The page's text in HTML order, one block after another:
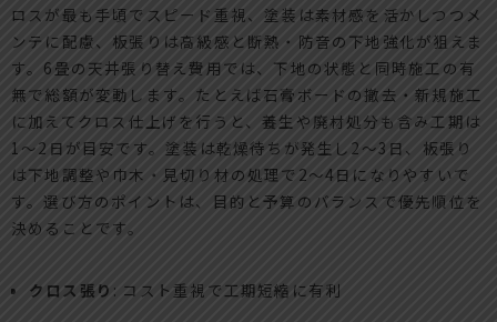
ロスが最も手頃でスピード重視、塗装は素材感を活かしつつメ
ンテに配慮、板張りは高級感と断熱・防音の下地強化が狙えま
す。6畳の天井張り替え費用では、下地の状態と同時施工の有
無で総額が変動します。たとえば石膏ボードの撤去・新規施工
に加えてクロス仕上げを行うと、養生や廃材処分も含み工期は
1〜2日が目安です。塗装は乾燥待ちが発生し2〜3日、板張り
は下地調整や巾木・見切り材の処理で2〜4日になりやすいで
す。選び方のポイントは、目的と予算のバランスで優先順位を
決めることです。
クロス張り : コスト重視で工期短縮に有利